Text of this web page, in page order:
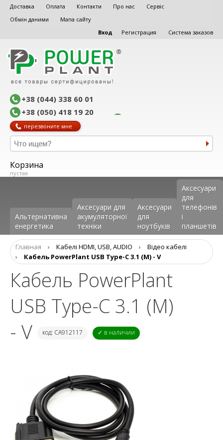
Доставка Оплата Контакти Про нас
Сервіс
Обмін даними
Мапа сайту
Вход
Регистрация Система заказов
+38 (044) 338 60 01
+38 (050) 418 19 20
перезвоните мне
Корзина
пустая
Альтернативна
енергетика
Аксесуари для
акумуляторної
техніки
Аксесуари
для
ноутбуків
Аксеcуари
для
телефонів
і
планшетів
Главная › Кабелі HDMI, USB, AUDIO ›
Відео кабелі
›
Кабель PowerPlant USB Type-C 3.1 (M) - V
Кабель PowerPlant
USB Type-C 3.1 (M)
- V
код: CA912117 ✓ в наличии